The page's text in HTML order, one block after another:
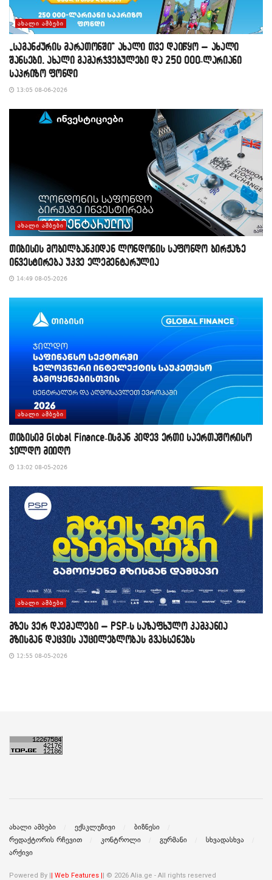
ᲐᲮᲐᲚᲘ ᲐᲛᲑᲔᲑᲘ
„საგანძურის მარათონში“ ახალი თვე დაიწყო – ახალი
შანსები, ახალი გამარჯვებულები და 250 000-ლარიანი
საპრიზო ფონდი
13:05 08-06-2026
ᲐᲮᲐᲚᲘ ᲐᲛᲑᲔᲑᲘ
თიბისის მობილბანკიდან ლონდონის საფონდო ბირჟაზე
ინვესტირება უკვე ელემენტარულია
14:49 08-05-2026
ᲐᲮᲐᲚᲘ ᲐᲛᲑᲔᲑᲘ
თიბისიმ Global Finance-ისგან კიდევ ერთი საერთაშორისო
ჯილდო მიიღო
13:02 08-05-2026
ᲐᲮᲐᲚᲘ ᲐᲛᲑᲔᲑᲘ
მზეს ვერ დაემალები – PSP-ს საზაფხულო კამპანია
მზისგან დაცვის აუცილებლობას გვახსენებს
12:55 08-05-2026
ახალი ამბები ექსკლუზივი
ბიზნესი
რედაქტორის რჩევით
კონტროლი გურმანი
სხვადასხვა
არქივი
Powered By || Web Features || © 2026 Alia.ge - All rights reserved